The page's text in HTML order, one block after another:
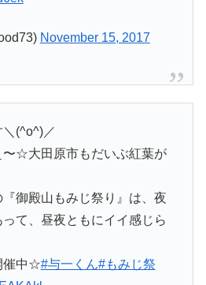
November 15, 2017
(^o^)／
〜☆大田原市もだいぶ紅葉が
御殿山もみじ祭り』は、夜
て、昼夜ともにイイ感じら
催中☆#与一くん#もみじ祭